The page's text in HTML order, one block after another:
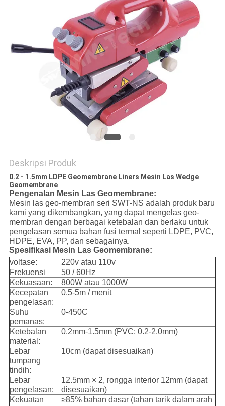
Deskripsi Produk
0.2 - 1.5mm LDPE Geomembrane Liners Mesin Las Wedge
Geomembrane
Pengenalan Mesin Las Geomembrane:
Mesin las geo-membran seri SWT-NS adalah produk baru
kami yang dikembangkan, yang dapat mengelas geo-
membran dengan berbagai ketebalan dan berlaku untuk
pengelasan semua bahan fusi termal seperti LDPE, PVC,
HDPE, EVA, PP, dan sebagainya.
Spesifikasi Mesin Las Geomembrane:
voltase:
220v atau 110v
Frekuensi
50 / 60Hz
Kekuasaan:
800W atau 1000W
Kecepatan
pengelasan:
0,5-5m / menit
Suhu
pemanas:
0-450C
Ketebalan
material:
0.2mm-1.5mm (PVC: 0.2-2.0mm)
Lebar
tumpang
tindih:
10cm (dapat disesuaikan)
Lebar
pengelasan:
12.5mm × 2, rongga interior 12mm (dapat
disesuaikan)
Kekuatan
≥85% bahan dasar (tahan tarik dalam arah